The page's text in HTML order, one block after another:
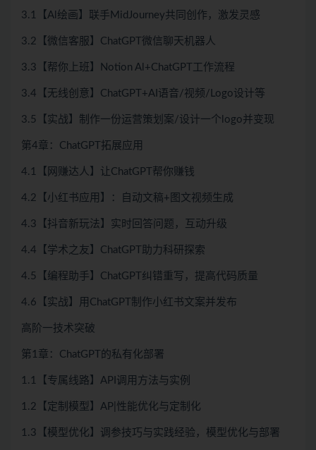
3.1【Al绘画】联手MidJourney共同创作，激发灵感
3.2【微信客服】ChatGPT微信聊天机器人
3.3【帮你上班】Notion Al+ChatGPT工作流程
3.4【无线创意】ChatGPT+AI语音/视频/Logo设计等
3.5【实战】制作一份运营策划案/设计一个logo并变现
第4章：ChatGPT拓展应用
4.1【网赚达人】让ChatGPT帮你赚钱
4.2【小红书应用】：自动文稿+图文视频生成
4.3【抖音新玩法】实时回答问题，互动升级
4.4【学术之友】ChatGPT助力科研探索
4.5【编程助手】ChatGPT纠错重写，提高代码质量
4.6【实战】用ChatGPT制作小红书文案并发布
高阶一技术突破
第1章：ChatGPT的私有化部署
1.1【专属线路】API调用方法与实例
1.2【定制模型】AP|性能优化与定制化
1.3【模型优化】调参技巧与实践经验，模型优化与部署